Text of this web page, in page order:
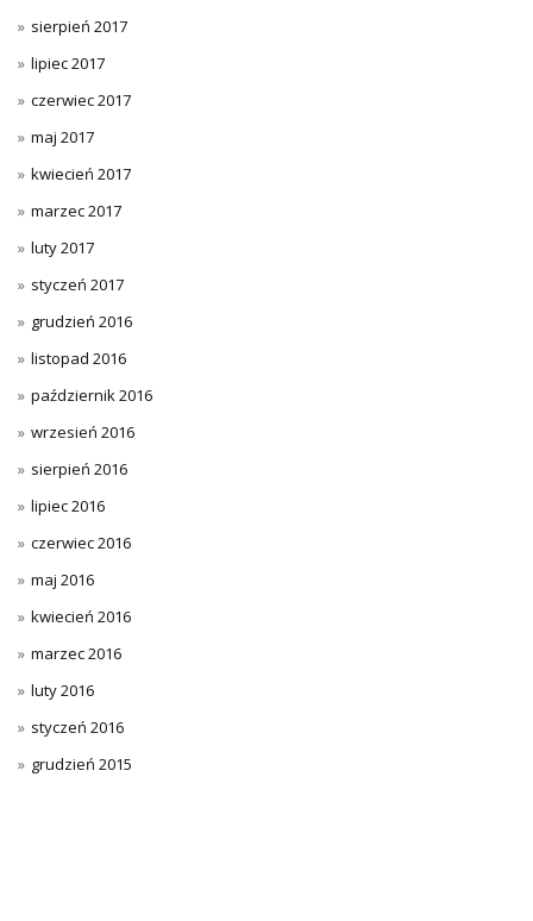
sierpień 2017
lipiec 2017
czerwiec 2017
maj 2017
kwiecień 2017
marzec 2017
luty 2017
styczeń 2017
grudzień 2016
listopad 2016
październik 2016
wrzesień 2016
sierpień 2016
lipiec 2016
czerwiec 2016
maj 2016
kwiecień 2016
marzec 2016
luty 2016
styczeń 2016
grudzień 2015